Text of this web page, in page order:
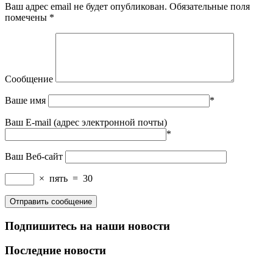
Ваш адрес email не будет опубликован. Обязательные поля
помечены *
Сообщение
Ваше имя *
Ваш E-mail (адрес электронной почты)
*
Ваш Веб-сайт
× пять = 30
Подпишитесь на наши новости
Последние новости